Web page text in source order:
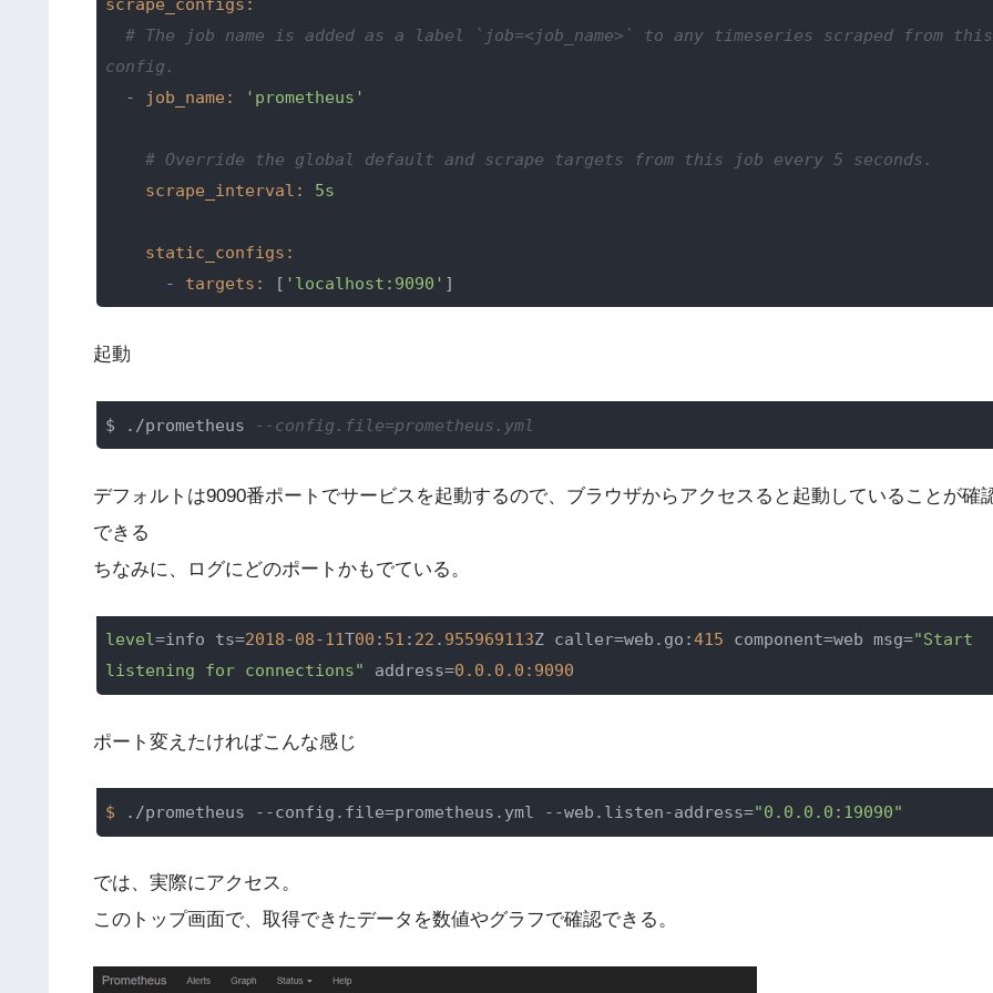
scrape_configs:
# The job name is added as a label `job=<job_name>` to any timeseries scraped from this
config.
-
job_name: 'prometheus'
# Override the global default and scrape targets from this job every 5 seconds.
scrape_interval:
5s
static_configs:
-
targets: [ 'localhost:9090'
起動
$ ./prometheus --config.file=prometheus.yml
デフォルトは9090番ポートでサービスを起動するので、ブラウザからアクセスると起動していることが確
できる
ちなみに、ログにどのポートかもでている。
level=info ts=2018-08-11T00 : 51 : 22 . 955969113Z caller=web.go:415 component=web msg="Start
listening for connections" address=0.0.0.0:9090
ポート変えたければこんな感じ
$ ./prometheus --config.file=prometheus.yml --web.listen-address="0.0.0.0:19090"
では、実際にアクセス。
このトップ画面で、取得できたデータを数値やグラフで確認できる。